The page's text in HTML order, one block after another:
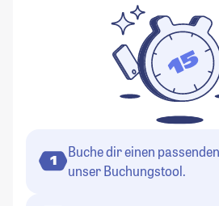
1
Buche dir einen
unser Buchungstool.